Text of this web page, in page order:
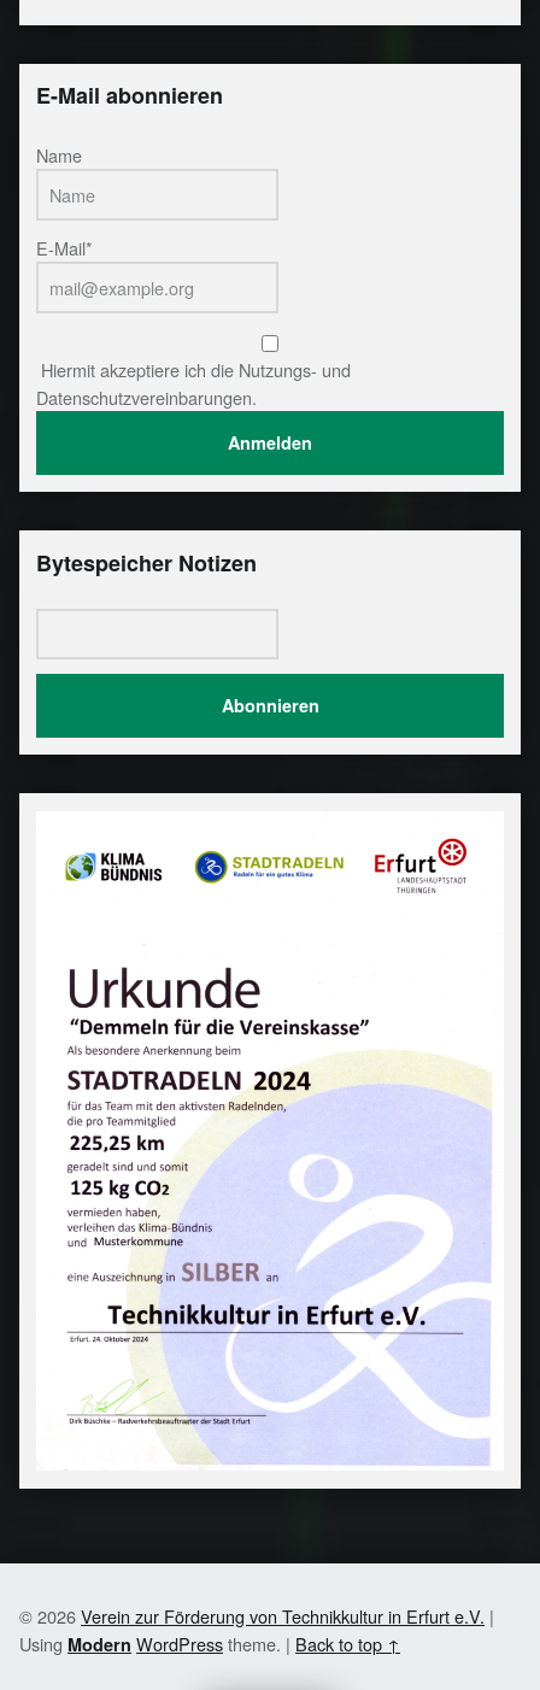
E-Mail abonnieren
Name
E-Mail*
Hiermit akzeptiere ich die Nutzungs- und
Datenschutzvereinbarungen.
Bytespeicher Notizen
© 2026Verein zur Förderung von Technikkultur in Erfurt e.V. |
Using Modern WordPresstheme. | Back to top ↑